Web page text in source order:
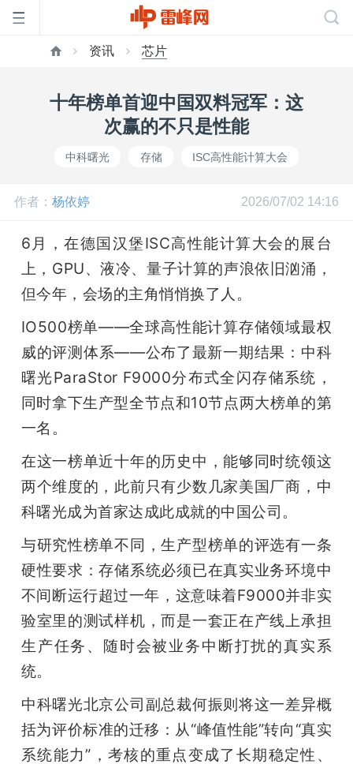
网
开
课
动
中
心
GAIR
题
资讯 芯片
十年榜单首迎中国双料冠军：这
次赢的不只是性能
中科曙光 存储 ISC高性能计算大会
作者： 杨依婷 2026/07/02 14:16
6月，在德国汉堡ISC高性能计算大会的展台
上，GPU、液冷、量子计算的声浪依旧汹涌，
但今年，会场的主角悄悄换了人。
IO500榜单——全球高性能计算存储领域最权
威的评测体系——公布了最新一期结果：中科
曙光ParaStor F9000分布式全闪存储系统，
同时拿下生产型全节点和10节点两大榜单的第
一名。
在这一榜单近十年的历史中，能够同时统领这
两个维度的，此前只有少数几家美国厂商，中
科曙光成为首家达成此成就的中国公司。
与研究性榜单不同，生产型榜单的评选有一条
硬性要求：存储系统必须已在真实业务环境中
不间断运行超过一年，这意味着F9000并非实
验室里的测试样机，而是一套正在产线上承担
生产任务、随时会被业务中断打扰的真实系
统。
中科曙光北京公司副总裁何振则将这一差异概
括为评价标准的迁移：从“峰值性能”转向“真实
系统能力”，考核的重点变成了长期稳定性、